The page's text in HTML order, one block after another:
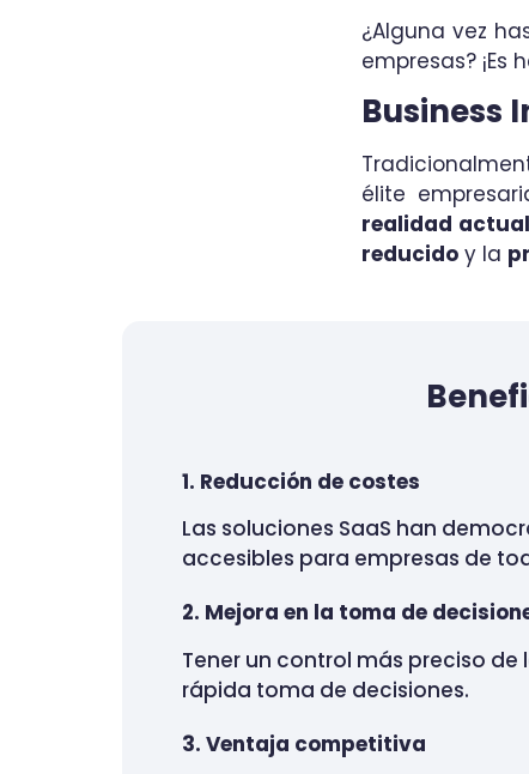
¿Alguna vez
empresas?
Business
élite
realidad actual
reducido y la
1. Reducción de costes
Las soluciones SaaS han
accesibles para empresas de
2. Mejora en la toma de
Tener un control más preciso
rápida toma de decisiones.
3. Ventaja competitiva